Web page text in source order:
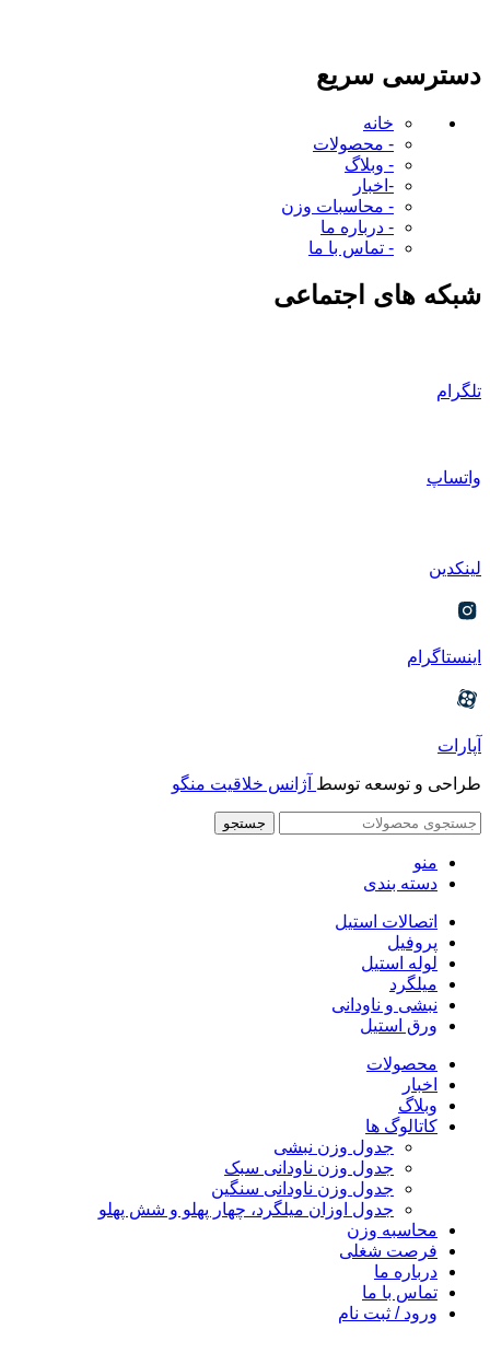
دسترسی سریع
خانه
- محصولات
- وبلاگ
-اخبار
- محاسبات وزن
- درباره ما
- تماس با ما
شبکه های اجتماعی
تلگرام
واتساپ
لینکدین
اینستاگرام
آپارات
طراحی و توسعه توسط آژانس خلاقیت منگو
جستجو
منو
دسته بندی
اتصالات استیل
پروفیل
لوله استیل
میلگرد
نبشی و ناودانی
ورق استیل
محصولات
اخبار
وبلاگ
کاتالوگ ها
جدول وزن نبشی
جدول وزن ناودانی سبک
جدول وزن ناودانی سنگین
جدول اوزان میلگرد، چهار پهلو و شش پهلو
محاسبه وزن
فرصت شغلی
درباره ما
تماس با ما
ورود / ثبت نام